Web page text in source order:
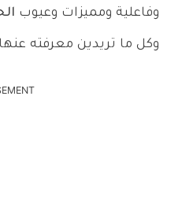
وفاعلية ومميزات وعيوب
وكل ما تريدين معرفته